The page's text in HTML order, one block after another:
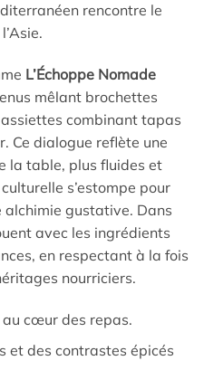
rencontre le
L’Échoppe Nomade
mêlant brochettes
combinant tapas
Ce dialogue reflète une
la table, plus fluides et
s’estompe pour
gustative. Dans
avec les ingrédients
en respectant à la fois
nourriciers.
cœur des repas.
et des contrastes épicés